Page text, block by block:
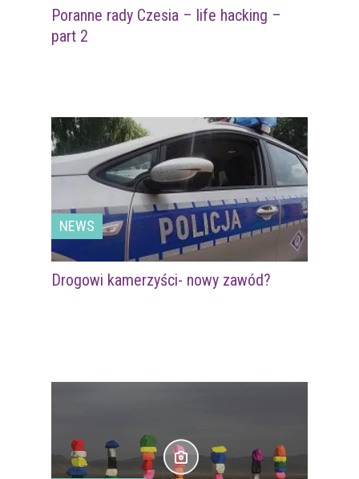
Poranne rady Czesia – life hacking –
part 2
NEWS
Drogowi kamerzyści- nowy zawód?